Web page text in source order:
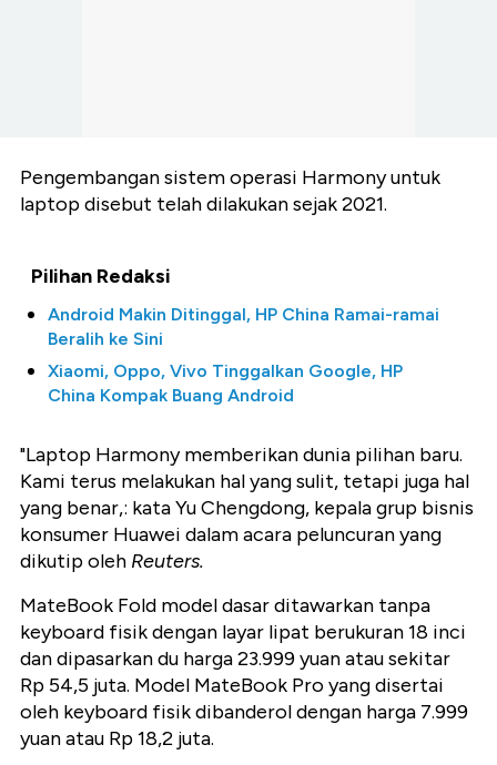
Pengembangan sistem operasi Harmony untuk
laptop disebut telah dilakukan sejak 2021.
Pilihan Redaksi
Android Makin Ditinggal, HP China Ramai-ramai
Beralih ke Sini
Xiaomi, Oppo, Vivo Tinggalkan Google, HP
China Kompak Buang Android
"Laptop Harmony memberikan dunia pilihan baru.
Kami terus melakukan hal yang sulit, tetapi juga hal
yang benar,: kata Yu Chengdong, kepala grup bisnis
konsumer Huawei dalam acara peluncuran yang
dikutip oleh Reuters.
MateBook Fold model dasar ditawarkan tanpa
keyboard fisik dengan layar lipat berukuran 18 inci
dan dipasarkan du harga 23.999 yuan atau sekitar
Rp 54,5 juta. Model MateBook Pro yang disertai
oleh keyboard fisik dibanderol dengan harga 7.999
yuan atau Rp 18,2 juta.